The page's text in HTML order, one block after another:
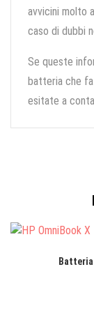
avvicini molto
caso di dubbi
Se queste
batteria che
esitate a
Batteria